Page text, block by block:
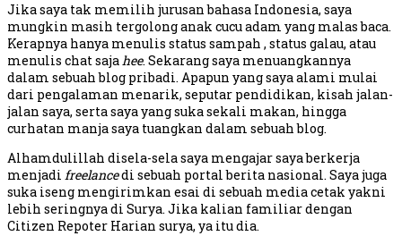
Jika saya tak memilih jurusan bahasa Indonesia, saya
mungkin masih tergolong anak cucu adam yang malas baca.
Kerapnya hanya menulis status sampah , status galau, atau
menulis chat sajahee. Sekarang saya menuangkannya
dalam sebuah blog pribadi. Apapun yang saya alami mulai
dari pengalaman menarik, seputar pendidikan, kisah jalan-
jalan saya, serta saya yang suka sekali makan, hingga
curhatan manja saya tuangkan dalam sebuah blog.
Alhamdulillah disela-sela saya mengajar saya berkerja
menjadi freelancedi sebuah portal berita nasional. Saya juga
suka iseng mengirimkan esai di sebuah media cetak yakni
lebih seringnya di Surya. Jika kalian familiar dengan
Citizen Repoter Harian surya, ya itu dia.